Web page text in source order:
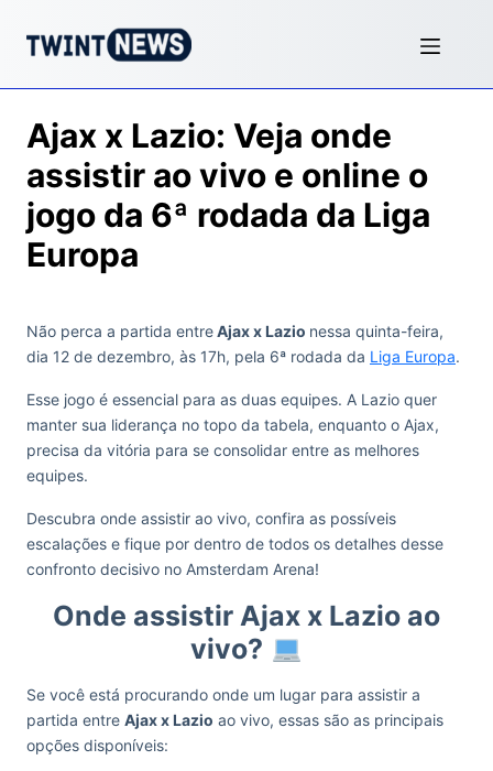
Ajax x Lazio: Veja onde
assistir ao vivo e online o
jogo da 6ª rodada da Liga
Europa
Não perca a partida entreAjax x Lazio nessa quinta-feira,
dia 12 de dezembro, às 17h, pela 6ª rodada da Liga Europa.
Esse jogo é essencial para as duas equipes. A Lazio quer
manter sua liderança no topo da tabela, enquanto o Ajax,
precisa da vitória para se consolidar entre as melhores
equipes.
Descubra onde assistir ao vivo, confira as possíveis
escalações e fique por dentro de todos os detalhes desse
confronto decisivo no Amsterdam Arena!
Onde assistir Ajax x Lazio ao
vivo?
Se você está procurando onde um lugar para assistir a
partida entre Ajax x Lazio ao vivo, essas são as principais
opções disponíveis: